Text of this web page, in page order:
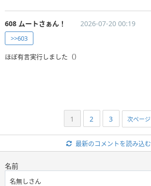
608 ムートさぁん！ 2026-07-20 00:19
>>603
ほぼ有言実行しました（）
1 2 3 次ページ
最新のコメントを読み込む
名前